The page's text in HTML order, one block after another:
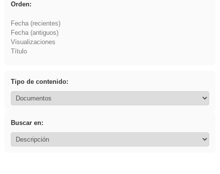
Orden:
Fecha (recientes)
Fecha (antiguos)
Visualizaciones
Título
Tipo de contenido:
Buscar en: